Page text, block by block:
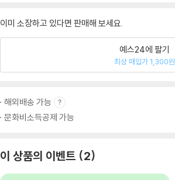
이미 소장하고 있다면 판매해 보세요.
예스24에 팔기
최상 매입가 1,300원
해외배송 가능
문화비소득공제 가능
이 상품의 이벤트 2